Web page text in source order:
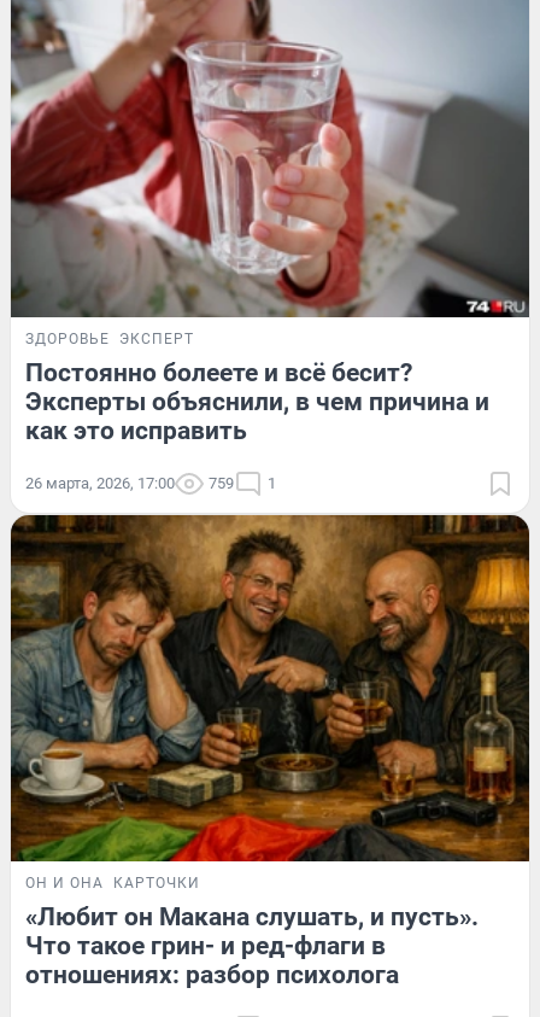
ЗДОРОВЬЕ ЭКСПЕРТ
Постоянно болеете и всё бесит?
Эксперты объяснили, в чем причина и
как это исправить
26 марта, 2026, 17:00 759 1
ОН И ОНА КАРТОЧКИ
«Любит он Макана слушать, и пусть».
Что такое грин- и ред-флаги в
отношениях: разбор психолога